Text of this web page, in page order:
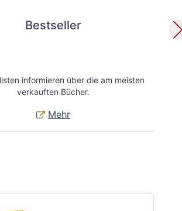
Bestseller
informieren über die am meisten
verkauften Bücher.
Mehr